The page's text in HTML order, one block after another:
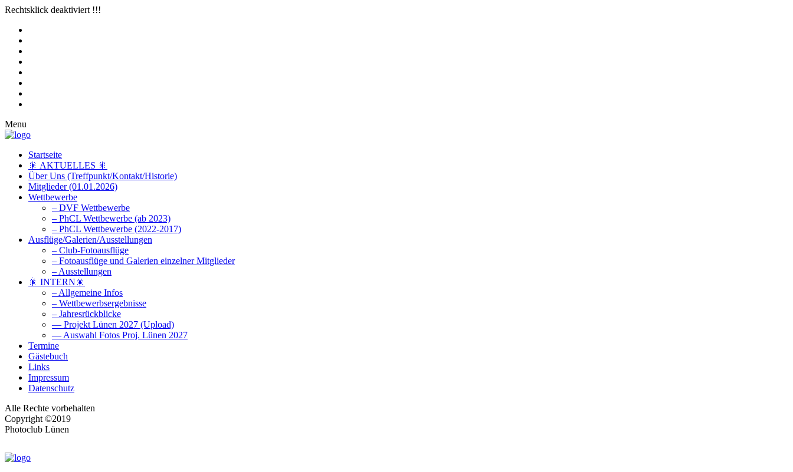
Rechtsklick deaktiviert !!!
Menu
Startseite
🎇 AKTUELLES 🎇
Über Uns (Treffpunkt/Kontakt/Historie)
Mitglieder (01.01.2026)
Wettbewerbe
– DVF Wettbewerbe
– PhCL Wettbewerbe (ab 2023)
– PhCL Wettbewerbe (2022-2017)
Ausflüge/Galerien/Ausstellungen
– Club-Fotoausflüge
– Fotoausflüge und Galerien einzelner Mitglieder
– Ausstellungen
🎇 INTERN🎇
– Allgemeine Infos
– Wettbewerbsergebnisse
– Jahresrückblicke
— Projekt Lünen 2027 (Upload)
— Auswahl Fotos Proj. Lünen 2027
Termine
Gästebuch
Links
Impressum
Datenschutz
Alle Rechte vorbehalten
Copyright ©2019
Photoclub Lünen